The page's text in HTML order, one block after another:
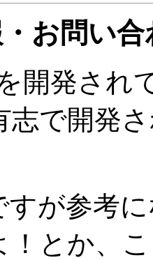
お問い合
開発され
志で開発
が参考
！とか、